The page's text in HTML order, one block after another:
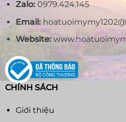
Zalo:0979.424.145
Email:
Website:
CHÍNH SÁCH
Giới thiệu